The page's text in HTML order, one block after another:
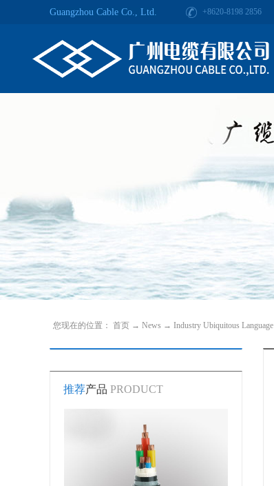
Guangzhou Cable Co., Ltd. +8620-8198 2856
推荐产品 PRODUCT
您现在的位置： 首页 → News → Industry Ubiquitous Language